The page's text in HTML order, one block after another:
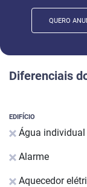
QUERO
Diferenciais
EDIFÍCIO
Água individual
Alarme
Aquecedor